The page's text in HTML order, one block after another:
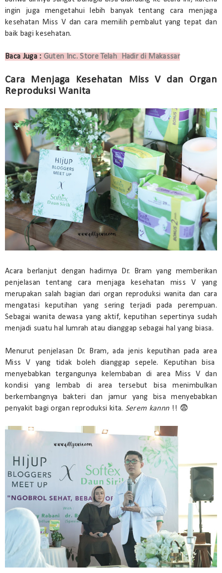
ingin juga mengetahui lebih banyak tentang cara menjaga
kesehatan Miss V dan cara memilih pembalut yang tepat dan
baik bagi kesehatan.
Baca Juga : Guten Inc. Store Telah Hadir di Makassar
Cara Menjaga Kesehatan Miss V dan Organ
Reproduksi Wanita
Acara berlanjut dengan hadirnya Dr. Bram yang memberikan
penjelasan tentang cara menjaga kesehatan miss V yang
merupakan salah bagian dari organ reproduksi wanita dan cara
mengatasi keputihan yang sering terjadi pada perempuan.
Sebagai wanita dewasa yang aktif, keputihan sepertinya sudah
menjadi suatu hal lumrah atau dianggap sebagai hal yang biasa.
Menurut penjelasan Dr. Bram, ada jenis keputihan pada area
Miss V yang tidak boleh dianggap sepele. Keputihan bisa
menyebabkan tergangunya kelembaban di area Miss V dan
kondisi yang lembab di area tersebut bisa menimbulkan
berkembangnya bakteri dan jamur yang bisa menyebabkan
penyakit bagi organ reproduksi kita. Serem kannn!! 😨